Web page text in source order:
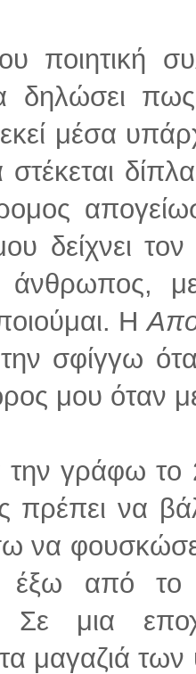
ποιητική
δηλώσει
μέσα
δείχνει
Η
σφίγγω
μου όταν
την γράφω
να
να
έξω από
Σε μια
μαγαζιά